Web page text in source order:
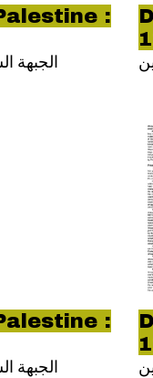
:
الجبهة
:
الجبهة